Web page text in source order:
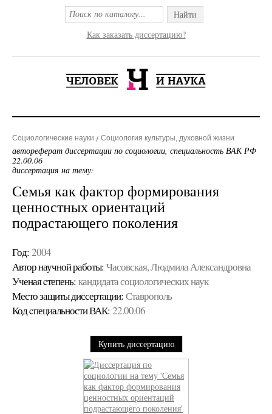
Найти
Как заказать диссертацию?
Социологические науки Социология культуры, духовной жизни
автореферат диссертации по социологии, специальность ВАК РФ
22.00.06
диссертация на тему:
Семья как фактор формирования
ценностных ориентаций
подрастающего поколения
Год: 2004
Автор научной работы: Часовская, Людмила Александровна
Ученая cтепень: кандидата социологических наук
Место защиты диссертации: Ставрополь
Код cпециальности ВАК: 22.00.06
Купить диссертацию